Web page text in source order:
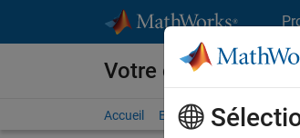
Votre carrière chez
Accueil Explorer nos